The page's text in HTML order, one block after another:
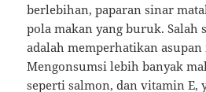
berlebihan, paparan sinar
pola makan yang buruk. Salah
adalah memperhatikan
Mengonsumsi lebih banyak
seperti salmon, dan vitamin E,